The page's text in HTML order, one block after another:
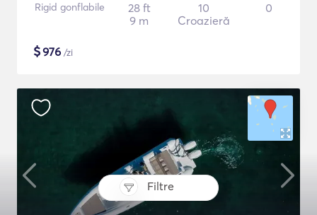
Filtre
Rigid gonflabile
28 ft
9 m
10
Croazieră
0
$976 /zi